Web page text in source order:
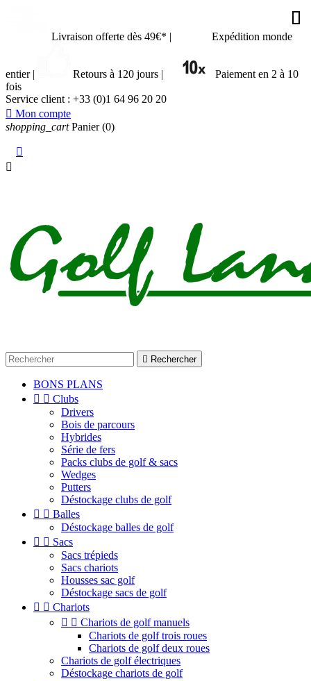
Livraison offerte dès 49€* | Expédition monde
entier | Retours à 120 jours |
Paiement en 2 à 10
fois
Service client : +33 (0)1 64 96 20 20
 Mon compte
shopping_cart Panier (0)


 Rechercher
BONS PLANS
  Clubs
Drivers
Bois de parcours
Hybrides
Série de fers
Packs clubs de golf & sacs
Wedges
Putters
Déstockage clubs de golf
  Balles
Déstockage balles de golf
  Sacs
Sacs trépieds
Sacs chariots
Housses sac golf
Déstockage sacs de golf
  Chariots
  Chariots de golf manuels
Chariots de golf trois roues
Chariots de golf deux roues
Chariots de golf électriques
Déstockage chariots de golf







































